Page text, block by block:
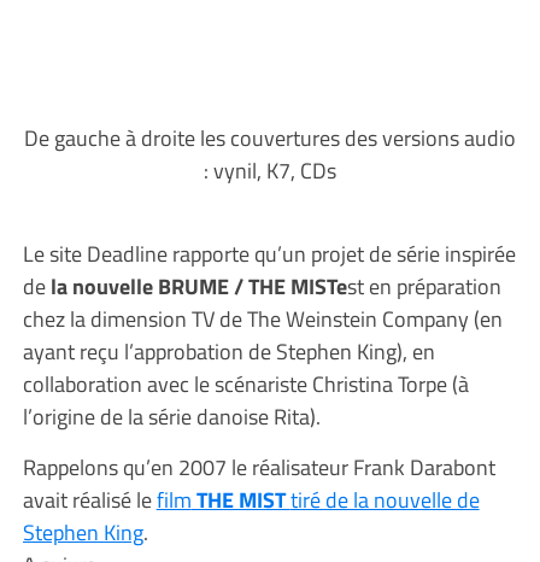
De gauche à droite les couvertures des versions audio
: vynil, K7, CDs
Le site Deadline rapporte qu’un projet de série inspirée
dela nouvelle BRUME / THE MISTest en préparation
chez la dimension TV de The Weinstein Company (en
ayant reçu l’approbation de Stephen King), en
collaboration avec le scénariste Christina Torpe (à
l’origine de la série danoise Rita).
Rappelons qu’en 2007 le réalisateur Frank Darabont
avait réalisé lefilmTHE MISTtiré de la nouvelle de
Stephen King.